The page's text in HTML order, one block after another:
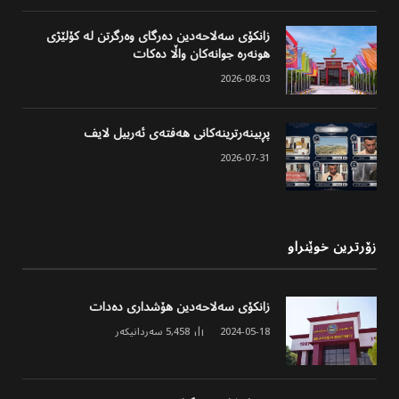
زانکۆی سەلاحەدین دەرگای وەرگرتن لە کۆلێژی
هونەرە جوانەکان واڵا دەکات
2026-08-03
پڕبینەرترینەکانی هەفتەی ئەربیل لایف
2026-07-31
زۆرترین خوێنراو
زانکۆی سەلاحەدین هۆشداری دەدات
2024-05-18
5,458 سەردانیکەر